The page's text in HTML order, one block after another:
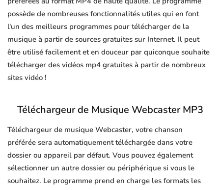
possède de nombreuses fonctionnalités utiles qui en font
l'un des meilleurs programmes pour télécharger de la
musique à partir de sources gratuites sur Internet. Il peut
être utilisé facilement et en douceur par quiconque souhaite
télécharger des vidéos mp4 gratuites à partir de nombreux
sites vidéo !
Téléchargeur de Musique Webcaster MP3
Téléchargeur de musique Webcaster, votre chanson
préférée sera automatiquement téléchargée dans votre
dossier ou appareil par défaut. Vous pouvez également
sélectionner un autre dossier ou périphérique si vous le
souhaitez. Le programme prend en charge les formats les